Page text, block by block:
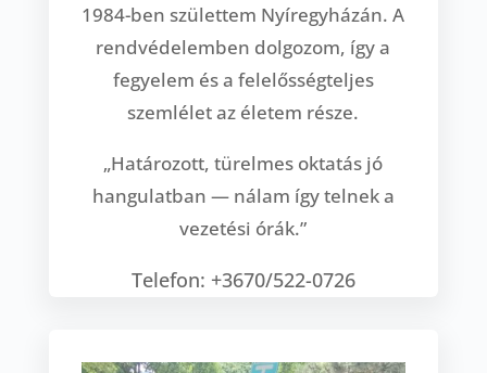
1984-ben születtem Nyíregyházán. A
rendvédelemben dolgozom, így a
fegyelem és a felelősségteljes
szemlélet az életem része.
„Határozott, türelmes oktatás jó
hangulatban — nálam így telnek a
vezetési órák.”
Telefon: +3670/522-0726